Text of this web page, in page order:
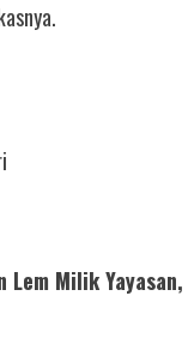
Lem Milik